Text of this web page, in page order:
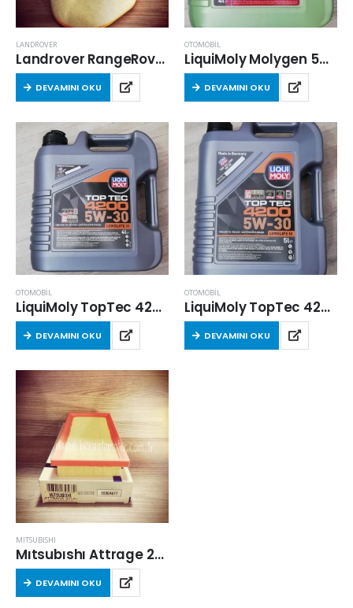
LANDROVER
Landrover RangeRover III 02 – 05 Arası 4.4 V8 Benzinli Hava Filtresi
DEVAMINI OKU
OTOMOBİL
LiquiMoly Molygen 5w30 4 Lt
DEVAMINI OKU
OTOMOBİL
LiquiMoly TopTec 4200 5w30 4 Lt
DEVAMINI OKU
OTOMOBİL
LiquiMoly TopTec 4200 5w30 5 Lt
DEVAMINI OKU
MITSUBISHI
Mıtsubıshı Attrage 2015 Sonrası 1.2 Benzinli Hava Filtresi
DEVAMINI OKU